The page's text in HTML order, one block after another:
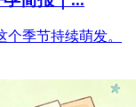
季节持续萌发。